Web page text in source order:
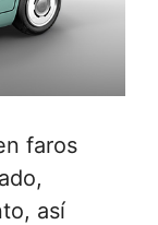
faros
así